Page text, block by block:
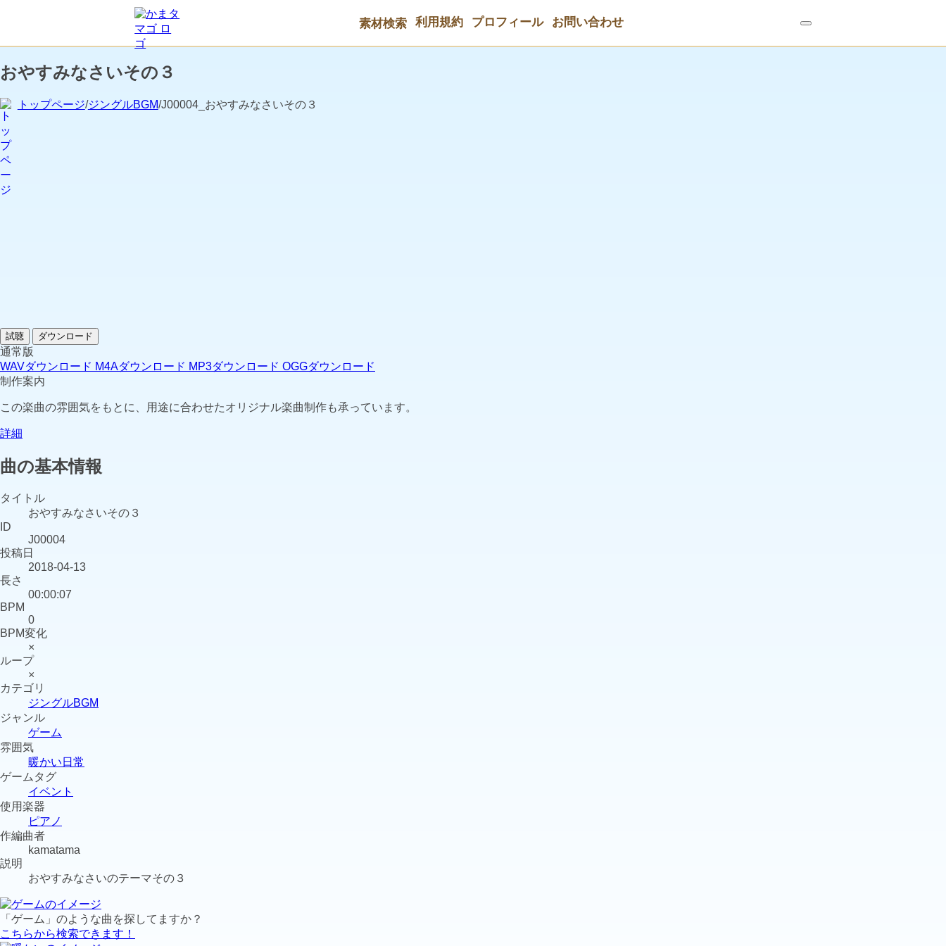
素材検索 利用規約 プロフィール お問い合わせ
おやすみなさいその３
トップページ/ジングルBGM/J00004_おやすみなさいその３
試聴 ダウンロード
通常版
WAVダウンロード M4Aダウンロード MP3ダウンロード OGGダウンロード
制作案内
この楽曲の雰囲気をもとに、用途に合わせたオリジナル楽曲制作も承っています。
詳細
曲の基本情報
タイトル
おやすみなさいその３
ID
J00004
投稿日
2018-04-13
長さ
00:00:07
BPM
0
BPM変化
×
ループ
×
カテゴリ
ジングルBGM
ジャンル
ゲーム
雰囲気
暖かい 日常
ゲームタグ
イベント
使用楽器
ピアノ
作編曲者
kamatama
説明
おやすみなさいのテーマその３
「ゲーム」のような曲を探してますか？
こちらから検索できます！